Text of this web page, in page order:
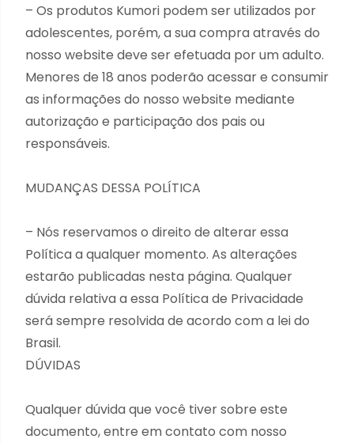
– Os produtos Kumori podem ser utilizados por
adolescentes, porém, a sua compra através do
nosso website deve ser efetuada por um adulto.
Menores de 18 anos poderão acessar e consumir
as informações do nosso website mediante
autorização e participação dos pais ou
responsáveis.
MUDANÇAS DESSA POLÍTICA
– Nós reservamos o direito de alterar essa
Política a qualquer momento. As alterações
estarão publicadas nesta página. Qualquer
dúvida relativa a essa Política de Privacidade
será sempre resolvida de acordo com a lei do
Brasil.
DÚVIDAS
Qualquer dúvida que você tiver sobre este
documento, entre em contato com nosso